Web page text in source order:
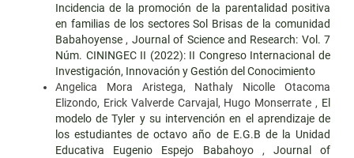
Incidencia de la promoción de la parentalidad positiva
en familias de los sectores Sol Brisas de la comunidad
Babahoyense , Journal of Science and Research: Vol. 7
Núm. CININGEC II (2022): II Congreso Internacional de
Investigación, Innovación y Gestión del Conocimiento
Angelica Mora Aristega, Nathaly Nicolle Otacoma
Elizondo, Erick Valverde Carvajal, Hugo Monserrate , El
modelo de Tyler y su intervención en el aprendizaje de
los estudiantes de octavo año de E.G.B de la Unidad
Educativa Eugenio Espejo Babahoyo , Journal of